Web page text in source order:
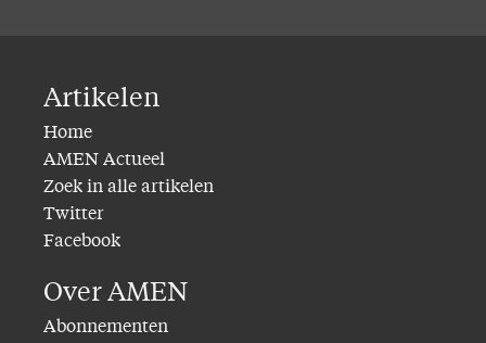
Artikelen
Home
AMEN Actueel
Zoek in alle artikelen
Twitter
Facebook
Over AMEN
Abonnementen